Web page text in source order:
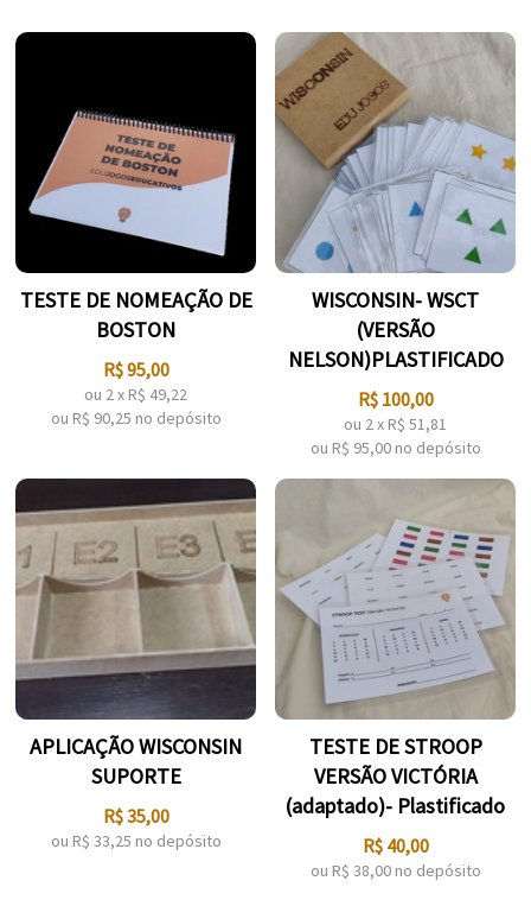
TESTE DE NOMEAÇÃO DE
BOSTON
R$95,00
ou 2x R$ 49,22
ou R$ 90,25 no depósito
WISCONSIN- WSCT
(VERSÃO
NELSON)PLASTIFICADO
R$ 100,00
ou 2x R$ 51,81
ou R$ 95,00 no depósito
APLICAÇÃO WISCONSIN
SUPORTE
R$35,00
ou R$ 33,25 no depósito
TESTE DE STROOP
VERSÃO VICTÓRIA
(adaptado)- Plastificado
R$ 40,00
ou R$ 38,00 no depósito